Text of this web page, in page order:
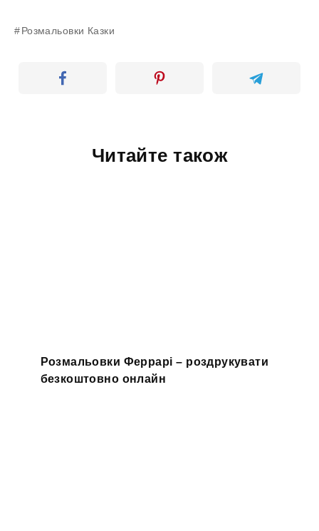
Розмальовки Казки
Читайте також
Розмальовки Феррарі – роздрукувати
безкоштовно онлайн